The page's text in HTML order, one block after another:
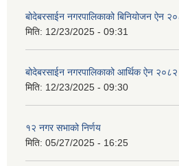
बोदेबरसाईन नगरपालिकाको बिनियोजन ऐन
मिति: 12/23/2025 - 09:31
बोदेबरसाईन नगरपालिकाको आर्थिक ऐन २०८२
मिति: 12/23/2025 - 09:30
१२ नगर सभाको निर्णय
मिति: 05/27/2025 - 16:25